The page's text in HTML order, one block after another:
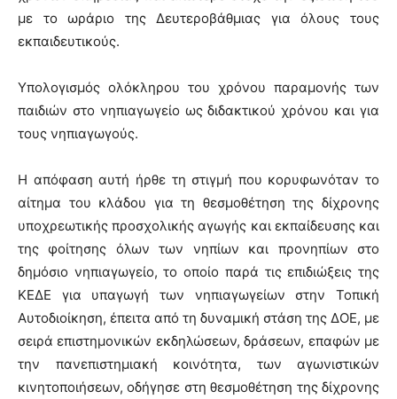
με το ωράριο της Δευτεροβάθμιας για όλους τους
εκπαιδευτικούς.
Υπολογισμός ολόκληρου του χρόνου παραμονής των
παιδιών στο νηπιαγωγείο ως διδακτικού χρόνου και για
τους νηπιαγωγούς.
Η απόφαση αυτή ήρθε τη στιγμή που κορυφωνόταν το
αίτημα του κλάδου για τη θεσμοθέτηση της δίχρονης
υποχρεωτικής προσχολικής αγωγής και εκπαίδευσης και
της φοίτησης όλων των νηπίων και προνηπίων στο
δημόσιο νηπιαγωγείο, το οποίο παρά τις επιδιώξεις της
ΚΕΔΕ για υπαγωγή των νηπιαγωγείων στην Τοπική
Αυτοδιοίκηση, έπειτα από τη δυναμική στάση της ΔΟΕ, με
σειρά επιστημονικών εκδηλώσεων, δράσεων, επαφών με
την πανεπιστημιακή κοινότητα, των αγωνιστικών
κινητοποιήσεων, οδήγησε στη θεσμοθέτηση της δίχρονης